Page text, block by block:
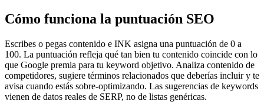
Cómo funciona la puntuación SEO
Escribes o pegas contenido e INK asigna una puntuación de 0 a
100. La puntuación refleja qué tan bien tu contenido coincide con lo
que Google premia para tu keyword objetivo. Analiza contenido de
competidores, sugiere términos relacionados que deberías incluir y te
avisa cuando estás sobre-optimizando. Las sugerencias de keywords
vienen de datos reales de SERP, no de listas genéricas.